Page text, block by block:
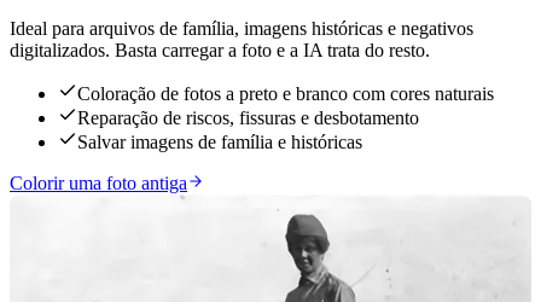
Ideal para arquivos de família, imagens históricas e negativos
digitalizados. Basta carregar a foto e a IA trata do resto.
Coloração de fotos a preto e branco com cores naturais
Reparação de riscos, fissuras e desbotamento
Salvar imagens de família e históricas
Colorir uma foto antiga